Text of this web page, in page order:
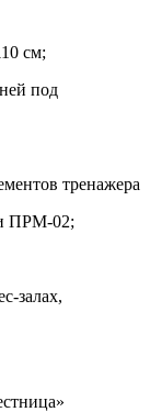
см;
под
тренажера
ПРМ-02;
залах,